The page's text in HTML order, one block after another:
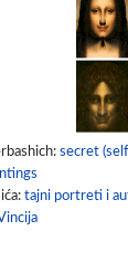
secret
tajni portreti i